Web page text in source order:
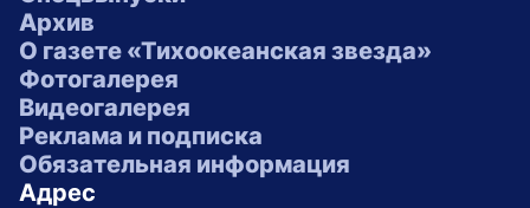
Архив
О газете «Тихоокеанская звезда»
Фотогалерея
Видеогалерея
Реклама и подписка
Обязательная информация
Адрес